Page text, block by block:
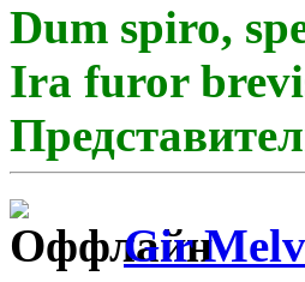
Dum spiro,
Ira furor
Gir